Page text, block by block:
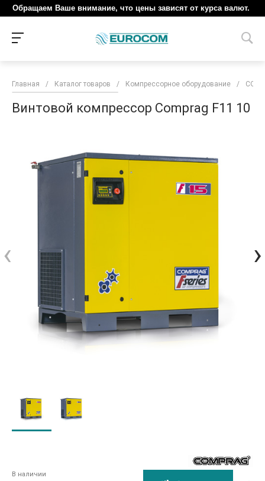
Обращаем Ваше внимание, что цены зависят от курса валют.
Главная / Каталог товаров / Компрессорное оборудование /
Винтовой компрессор Comprag F11 10
‹ ›
В наличии